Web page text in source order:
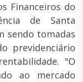
Financeiros do
de Santa
sendo tomadas
previdenciário
"O
ao mercado